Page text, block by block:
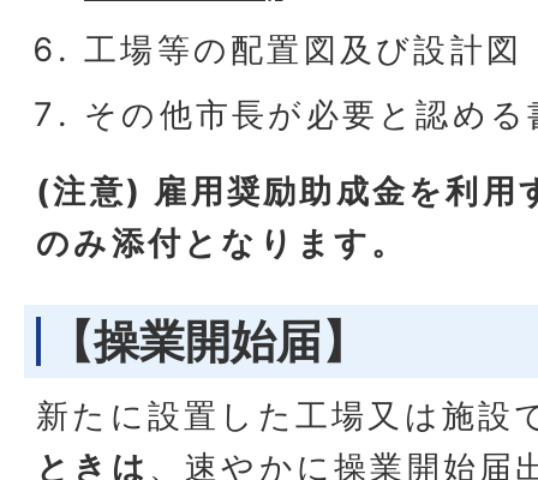
工場等の配置図及び設計図
その他市長が必要と認める
(注意) 雇用奨励助成金を利用
のみ添付となります。
【操業開始届】
新たに設置した工場又は施設
ときは 、速やかに操業開始届